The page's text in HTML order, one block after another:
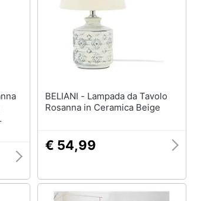
BELIANI - Lampada da Tavolo
Rosanna in Ceramica Beige
€ 54,99